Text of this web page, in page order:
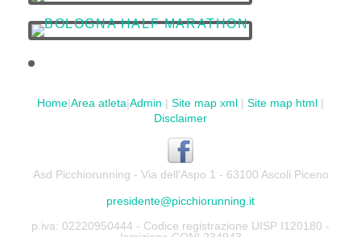
Home|Area atleta|Admin | Site map xml | Site map html |
Disclaimer
Asd Picchiorunning - Via dell'Aspo 1 - 63100 Ascoli Piceno
presidente@picchiorunning.it
p.iva: 02220950444 - Codice registrazione UISP I120180 -